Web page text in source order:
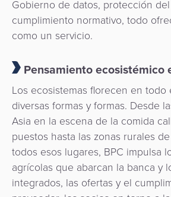
Gobierno de datos, protección
cumplimiento normativo, todo
como un servicio.
Pensamiento ecosistémico
Los ecosistemas florecen en todo
diversas formas y formas. Desde
Asia en la escena de la comida
puestos hasta las zonas rurales
todos esos lugares, BPC impulsa
agrícolas que abarcan la banca y
integrados, las ofertas y el